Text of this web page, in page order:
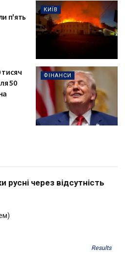
КИЇВ
п'ять
ФІНАНСИ
50
русні через відсутність
Results